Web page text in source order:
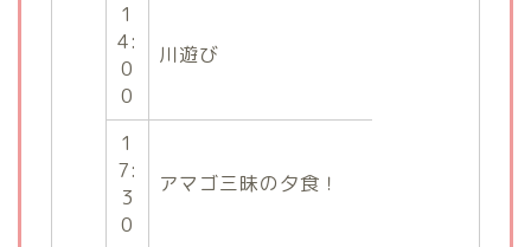
1
4:
0
0
川遊び
1
7:
3
0
アマゴ三昧の夕食！